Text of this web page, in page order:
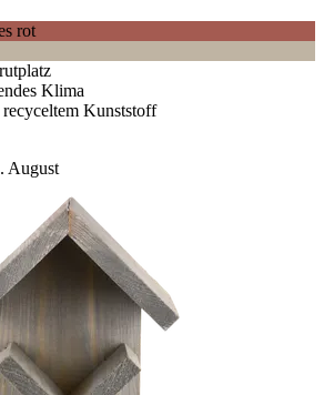
rot
Klima
Kunststoff
August